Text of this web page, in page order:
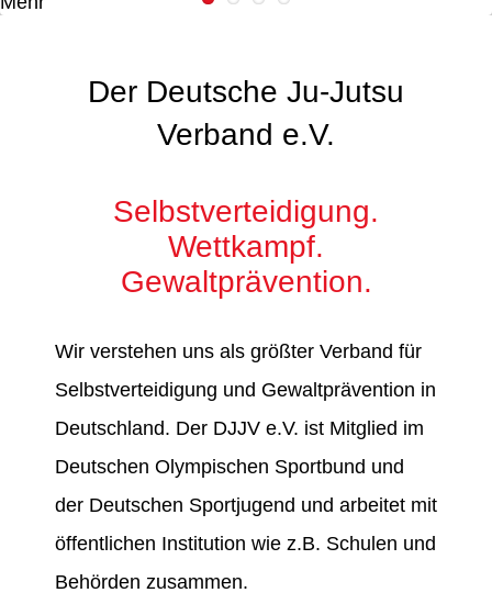
Der Deutsche Ju-Jutsu
Verband e.V.
Selbstverteidigung.
Wettkampf.
Gewaltprävention.
Wir verstehen uns als größter Verband für
Selbstverteidigung und Gewaltprävention in
Deutschland. Der DJJV e.V. ist Mitglied im
Deutschen Olympischen Sportbund und
der Deutschen Sportjugend und arbeitet mit
öffentlichen Institution wie z.B. Schulen und
Behörden zusammen.